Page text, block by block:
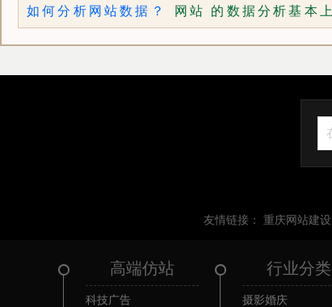
如何分析网站数据？ 网站 的数据分析基本
友情链接： 重庆网站建设
高端仿站
科技广告
行业分类
摄影婚庆